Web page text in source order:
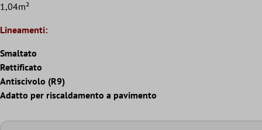
1,04m²
Lineamenti:
Smaltato
Rettificato
Antiscivolo (R9)
Adatto per riscaldamento a pavimento